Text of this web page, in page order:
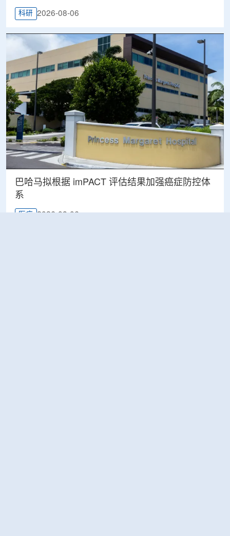
科研 2026-08-06
巴哈马拟根据 imPACT 评估结果加强癌症防控体
系
医疗 2026-08-06